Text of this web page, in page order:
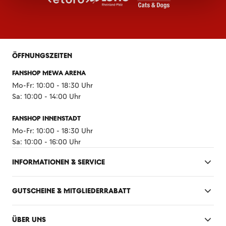
ÖFFNUNGSZEITEN
FANSHOP MEWA ARENA
Mo-Fr: 10:00 - 18:30 Uhr
Sa: 10:00 - 14:00 Uhr
FANSHOP INNENSTADT
Mo-Fr: 10:00 - 18:30 Uhr
Sa: 10:00 - 16:00 Uhr
INFORMATIONEN & SERVICE
GUTSCHEINE & MITGLIEDERRABATT
ÜBER UNS